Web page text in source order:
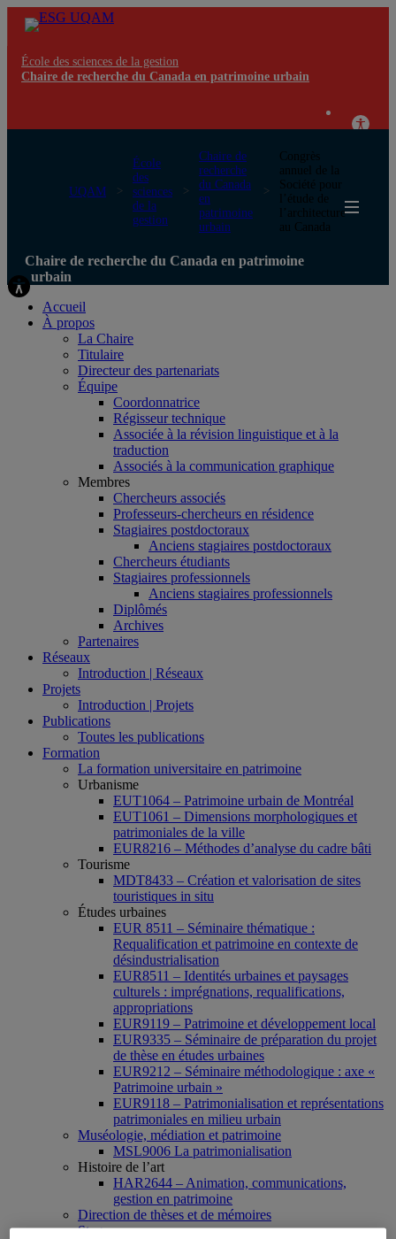
École des sciences de la gestion
Chaire de recherche du Canada en patrimoine urbain
UQAM
École
des
sciences
de la
gestion
Chaire de
recherche
du Canada
en
patrimoine
urbain
Congrès
annuel de la
Société pour
l’étude de
l’architecture
au Canada
Chaire de recherche du Canada en patrimoine
urbain
Accueil
À propos
La Chaire
Titulaire
Directeur des partenariats
Équipe
Coordonnatrice
Régisseur technique
Associée à la révision linguistique et à la
traduction
Associés à la communication graphique
Membres
Chercheurs associés
Professeurs-chercheurs en résidence
Stagiaires postdoctoraux
Anciens stagiaires postdoctoraux
Chercheurs étudiants
Stagiaires professionnels
Anciens stagiaires professionnels
Diplômés
Archives
Partenaires
Réseaux
Introduction | Réseaux
Projets
Introduction | Projets
Publications
Toutes les publications
Formation
La formation universitaire en patrimoine
Urbanisme
EUT1064 – Patrimoine urbain de Montréal
EUT1061 – Dimensions morphologiques et
patrimoniales de la ville
EUR8216 – Méthodes d’analyse du cadre bâti
Tourisme
MDT8433 – Création et valorisation de sites
touristiques in situ
Études urbaines
EUR 8511 – Séminaire thématique :
Requalification et patrimoine en contexte de
désindustrialisation
EUR8511 – Identités urbaines et paysages
culturels : imprégnations, requalifications,
appropriations
EUR9119 – Patrimoine et développement local
EUR9335 – Séminaire de préparation du projet
de thèse en études urbaines
EUR9212 – Séminaire méthodologique : axe «
Patrimoine urbain »
EUR9118 – Patrimonialisation et représentations
patrimoniales en milieu urbain
Muséologie, médiation et patrimoine
MSL9006 La patrimonialisation
Histoire de l’art
HAR2644 – Animation, communications,
gestion en patrimoine
Direction de thèses et de mémoires
Stages